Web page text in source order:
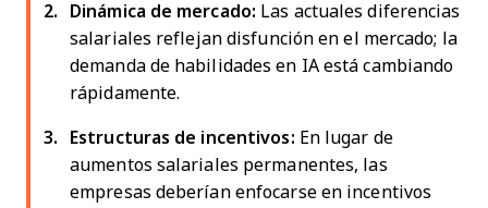
Dinámica de mercado: Las actuales diferencias
salariales reflejan disfunción en el mercado; la
demanda de habilidades en IA está cambiando
rápidamente.
Estructuras de incentivos: En lugar de
aumentos salariales permanentes, las
empresas deberían enfocarse en incentivos